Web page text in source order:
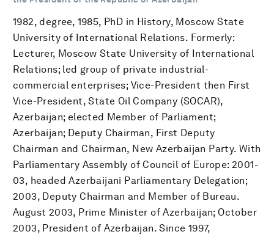
1982, degree, 1985, PhD in History, Moscow State
University of International Relations. Formerly:
Lecturer, Moscow State University of International
Relations; led group of private industrial-
commercial enterprises; Vice-President then First
Vice-President, State Oil Company (SOCAR),
Azerbaijan; elected Member of Parliament;
Azerbaijan; Deputy Chairman, First Deputy
Chairman and Chairman, New Azerbaijan Party. With
Parliamentary Assembly of Council of Europe: 2001-
03, headed Azerbaijani Parliamentary Delegation;
2003, Deputy Chairman and Member of Bureau.
August 2003, Prime Minister of Azerbaijan; October
2003, President of Azerbaijan. Since 1997,